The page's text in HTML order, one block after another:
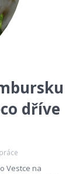
dříve
Vestce na